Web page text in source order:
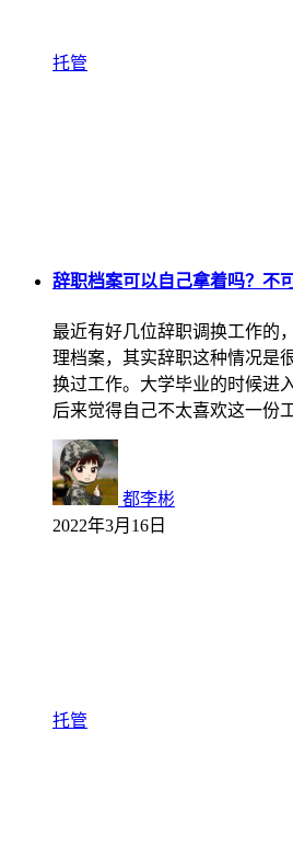
托管
辞职档案可以自己拿着吗？不可
最近有好几位辞职调换工作的
理档案，其实辞职这种情况是
换过工作。大学毕业的时候进
后来觉得自己不太喜欢这一份
都李彬
2022年3月16日
托管